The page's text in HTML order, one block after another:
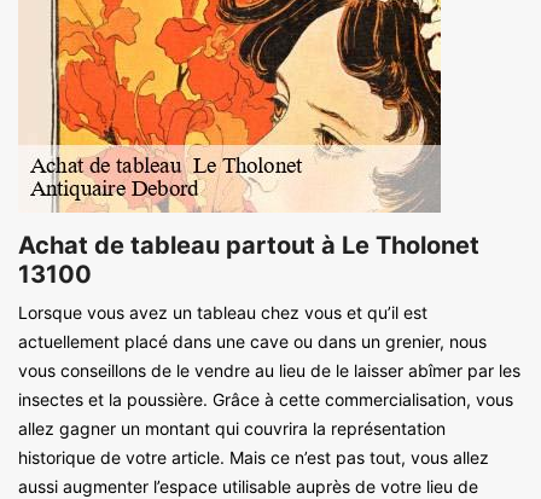
Achat de tableau partout à Le Tholonet
13100
Lorsque vous avez un tableau chez vous et qu’il est
actuellement placé dans une cave ou dans un grenier, nous
vous conseillons de le vendre au lieu de le laisser abîmer par les
insectes et la poussière. Grâce à cette commercialisation, vous
allez gagner un montant qui couvrira la représentation
historique de votre article. Mais ce n’est pas tout, vous allez
aussi augmenter l’espace utilisable auprès de votre lieu de